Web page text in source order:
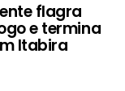
flagra
e termina
Itabira